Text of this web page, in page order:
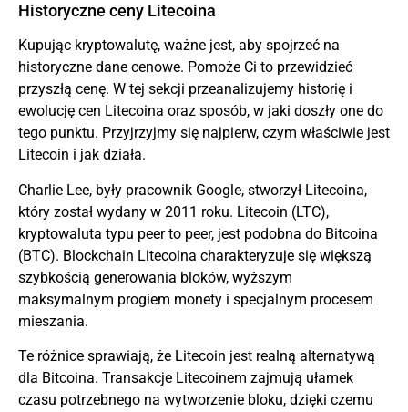
Historyczne ceny Litecoina
Kupując kryptowalutę, ważne jest, aby spojrzeć na
historyczne dane cenowe. Pomoże Ci to przewidzieć
przyszłą cenę. W tej sekcji przeanalizujemy historię i
ewolucję cen Litecoina oraz sposób, w jaki doszły one do
tego punktu. Przyjrzyjmy się najpierw, czym właściwie jest
Litecoin i jak działa.
Charlie Lee, były pracownik Google, stworzył Litecoina,
który został wydany w 2011 roku. Litecoin (LTC),
kryptowaluta typu peer to peer, jest podobna do Bitcoina
(BTC). Blockchain Litecoina charakteryzuje się większą
szybkością generowania bloków, wyższym
maksymalnym progiem monety i specjalnym procesem
mieszania.
Te różnice sprawiają, że Litecoin jest realną alternatywą
dla Bitcoina. Transakcje Litecoinem zajmują ułamek
czasu potrzebnego na wytworzenie bloku, dzięki czemu